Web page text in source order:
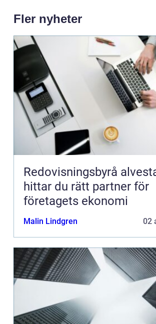
Fler nyheter
Redovisningsbyrå alvesta
hittar du rätt partner för
företagets ekonomi
Malin Lindgren 02